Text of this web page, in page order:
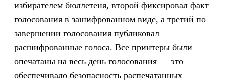
избирателем бюллетеня, второй фиксировал факт
голосования в зашифрованном виде, а третий по
завершении голосования публиковал
расшифрованные голоса. Все принтеры были
опечатаны на весь день голосования — это
обеспечивало безопасность распечатанных